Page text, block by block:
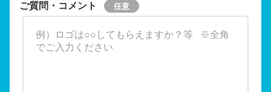
ご質問・コメント